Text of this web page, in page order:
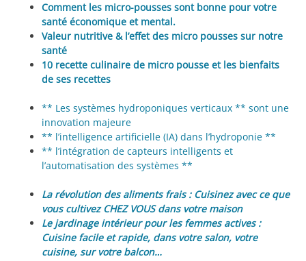
Comment les micro-pousses sont bonne pour votre
santé économique et mental.
Valeur nutritive & l’effet des micro pousses sur notre
santé
10 recette culinaire de micro pousse et les bienfaits
de ses recettes
** Les systèmes hydroponiques verticaux ** sont une
innovation majeure
** l’intelligence artificielle (IA) dans l’hydroponie **
** l’intégration de capteurs intelligents et
l’automatisation des systèmes **
La révolution des aliments frais : Cuisinez avec ce que
vous cultivez CHEZ VOUS dans votre maison
Le jardinage intérieur pour les femmes actives :
Cuisine facile et rapide, dans votre salon, votre
cuisine, sur votre balcon…